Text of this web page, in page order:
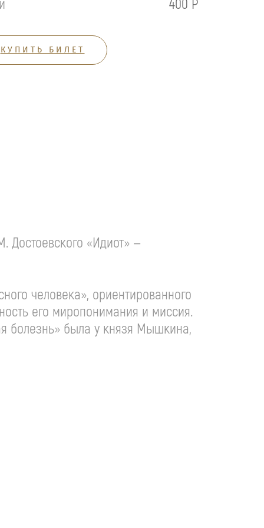
400 Р
КУПИТЬ БИЛЕТ
«Идиот» —
человека», ориентированного
его миропонимания и миссия.
болезнь» была у князя Мышкина,